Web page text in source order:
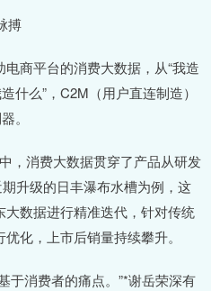
搏
商平台的消费大数据，从“我造
什么”，C2M（用户直连制造）
。
，消费大数据贯穿了产品从研发
升级的日丰瀑布水槽为例，这
数据进行精准迭代，针对传统
化，上市后销量持续攀升。
于消费者的痛点。”*谢岳荣深有